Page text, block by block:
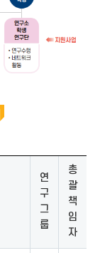
연
구
그
룹
총
괄
책
임
자